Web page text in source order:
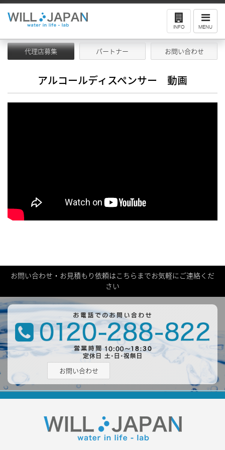
ナ
ビ
ゲ
ン
MENU
INFO
代理店募集 パートナー お問い合わせ
アルコールディスペンサー 動画
お問い合わせ・お見積もり依頼はこちらまでお気軽にご連絡くだ
さい
お問い合わせ